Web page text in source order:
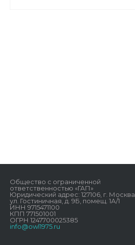
Общество с ограниченной
ответственностью «ГАП»
Юридический адрес: 127106, г. Москва
ул. Гостиничная, д. 9Б, помещ. 1А/1
ИНН 9715471100
КПП 771501001
ОГРН 1247700025385
info@owl1975.ru